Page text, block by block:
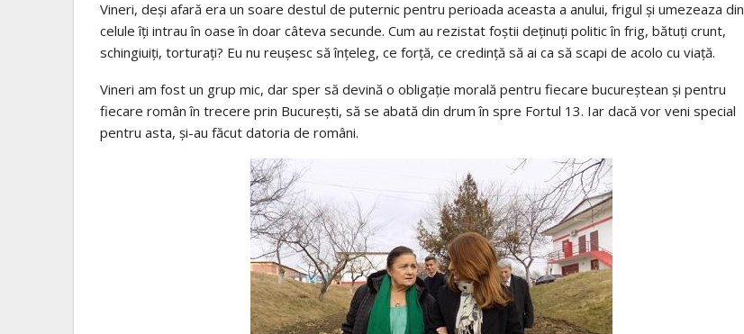
Vineri, deși afară era un soare destul de puternic pentru perioada aceasta a anului, frigul și umezeaza din
celule îți intrau în oase în doar câteva secunde. Cum au rezistat foștii deținuți politic în frig, bătuți crunt,
schingiuiți, torturați? Eu nu reușesc să înțeleg, ce forță, ce credință să ai ca să scapi de acolo cu viață.
Vineri am fost un grup mic, dar sper să devină o obligație morală pentru fiecare bucureștean și pentru
fiecare român în trecere prin București, să se abată din drum în spre Fortul 13. Iar dacă vor veni special
pentru asta, și-au făcut datoria de români.